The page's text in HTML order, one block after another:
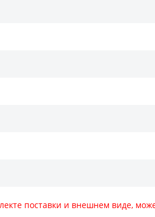
поставки и внешнем виде,